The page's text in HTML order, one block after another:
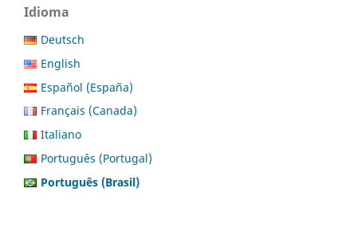
Idioma
Deutsch
English
Español (España)
Français (Canada)
Italiano
Português (Portugal)
Português (Brasil)